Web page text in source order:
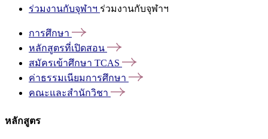
ร่วมงานกับจุฬาฯ ร่วมงานกับจุฬาฯ
การศึกษา
หลักสูตรที่เปิดสอน
สมัครเข้าศึกษา TCAS
ค่าธรรมเนียมการศึกษา
คณะและสำนักวิชา
หลักสูตร